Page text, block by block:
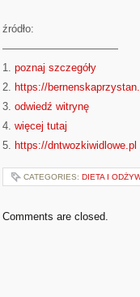
źródło:
———————————
1. poznaj szczegóły
2. https://
3. odwiedź witrynę
4. więcej tutaj
5. https://dntwozkiwidlowe.pl
CATEGORIES: DIETA I
Comments are closed.